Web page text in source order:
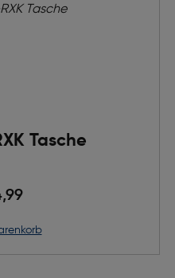
Tasche